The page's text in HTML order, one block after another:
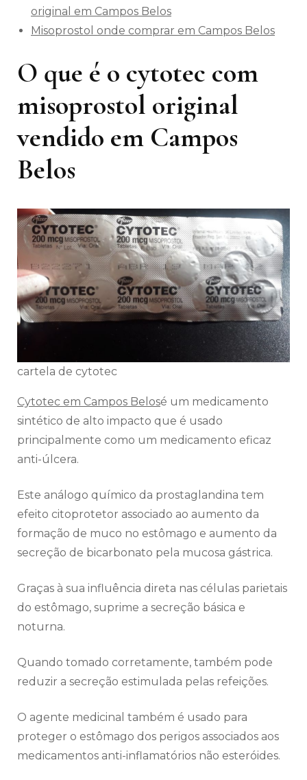
original em Campos Belos
Misoprostol onde comprar em Campos Belos
O que é o cytotec com
misoprostol original
vendido em Campos
Belos
cartela de cytotec
Cytotec em Campos Belosé um medicamento
sintético de alto impacto que é usado
principalmente como um medicamento eficaz
anti-úlcera.
Este análogo químico da prostaglandina tem
efeito citoprotetor associado ao aumento da
formação de muco no estômago e aumento da
secreção de bicarbonato pela mucosa gástrica.
Graças à sua influência direta nas células parietais
do estômago, suprime a secreção básica e
noturna.
Quando tomado corretamente, também pode
reduzir a secreção estimulada pelas refeições.
O agente medicinal também é usado para
proteger o estômago dos perigos associados aos
medicamentos anti-inflamatórios não esteróides.